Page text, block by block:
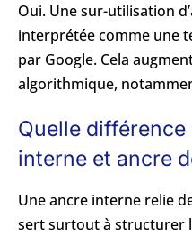
Oui. Une sur-utilisation
interprétée comme une
par Google. Cela
algorithmique,
Quelle
interne et ancre
Une ancre interne relie
sert surtout à structurer